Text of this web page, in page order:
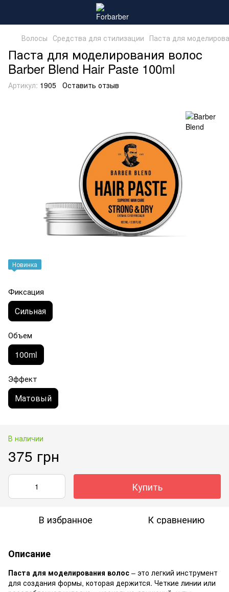
Волосы Средства для стилизации Паста для
Паста для моделирования волос
Barber Blend Hair Paste 100ml
Артикул: 1905 Оставить отзыв
Новинка
Фиксация
Сильная
Объем
100ml
Эффект
Матовый
В наличии
375 грн
Купить
В избранное К сравнению
Описание
Паста для моделирования волос – это легкий инструмент
для создания формы, которая держится. Четкие линии или